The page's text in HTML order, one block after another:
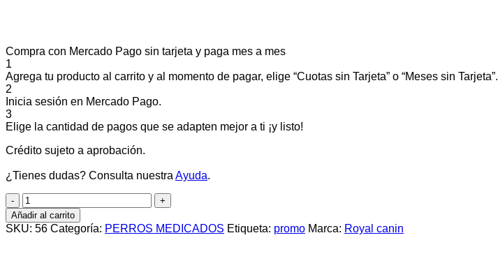
Compra con Mercado Pago sin tarjeta y paga mes a mes
1
Agrega tu producto al carrito y al momento de pagar, elige “Cuotas sin Tarjeta” o “Meses sin Tarjeta”.
2
Inicia sesión en Mercado Pago.
3
Elige la cantidad de pagos que se adapten mejor a ti ¡y listo!
Crédito sujeto a aprobación.
¿Tienes dudas? Consulta nuestra Ayuda.
ROYAL
CANIN
PERRO
GASTROINTESTINAL
Añadir al carrito
SKU: 56 Categoría: PERROS MEDICADOS Etiqueta: promo Marca: Royal canin